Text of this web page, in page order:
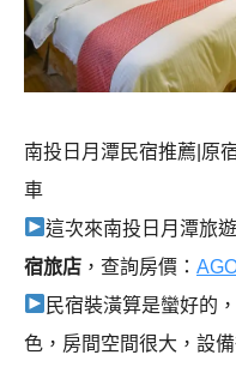
南投日月潭民宿推薦|原
車
這次來南投日月潭旅
宿旅店 ，查詢房價：
民宿裝潢算是蠻好的
色，房間空間很大，設